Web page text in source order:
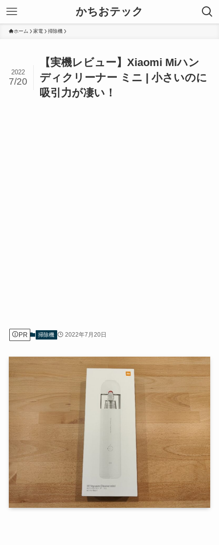
かちおテック
ホーム 家電 掃除機
【実機レビュー】Xiaomi Miハン
ディクリーナー ミニ | 小さいのに
吸引力が凄い！
2022
7/20
PR 掃除機 2022年7月20日